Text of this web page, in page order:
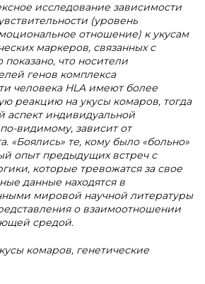
исследование зависимости
(уровень
отношение) к укусам
маркеров, связанных с
что носители
генов комплекса
человека HLA имеют более
реакцию на укусы комаров, тогда
аспект индивидуальной
видимому, зависит от
«Боялись» те, кому было «больно»
опыт предыдущих встреч с
которые тревожатся за свое
данные находятся в
мировой научной литературы
о взаимоотношении
средой.
комаров, генетические